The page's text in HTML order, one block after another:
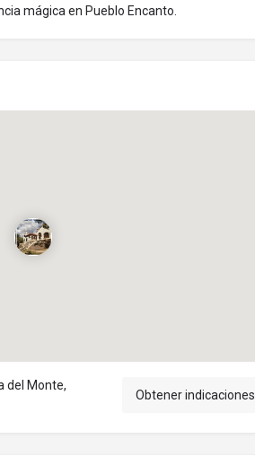
mágica en Pueblo Encanto.
del Monte,
Obtener indicaciones